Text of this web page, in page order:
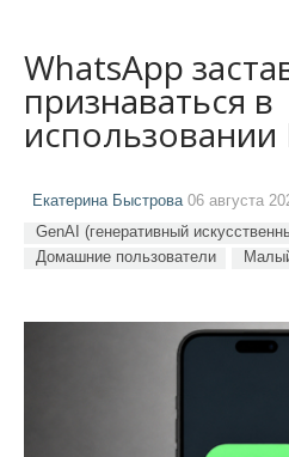
WhatsApp
признаваться в
Екатерина Быстрова06 августа
GenAI (генеративный
Домашние пользователи